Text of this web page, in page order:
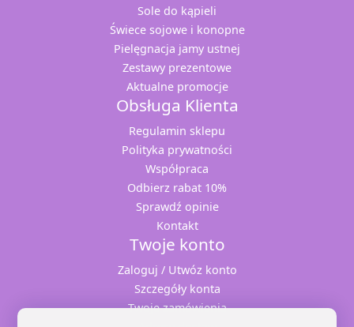
Sole do kąpieli
Świece sojowe i konopne
Pielęgnacja jamy ustnej
Zestawy prezentowe
Aktualne promocje
Obsługa Klienta
Regulamin sklepu
Polityka prywatności
Współpraca
Odbierz rabat 10%
Sprawdź opinie
Kontakt
Twoje konto
Zaloguj / Utwóz konto
Szczegóły konta
Twoje zamówienia